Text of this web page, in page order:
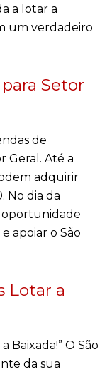
a lotar a
um verdadeiro
Setor
de
Geral. Até a
adquirir
No dia da
oportunidade
apoiar o São
Lotar a
Baixada!” O São
da sua